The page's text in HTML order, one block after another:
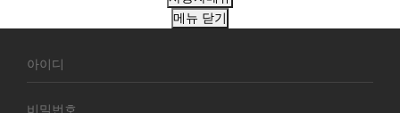
메뉴 닫기
원
그